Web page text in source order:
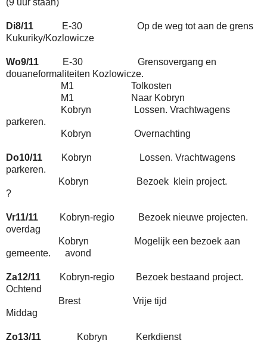
(9 uur staan)
Di8/11 E-30 Op de weg tot aan de grens
Kukuriky/Kozlowicze
Wo9/11
E-30 Grensovergang en
douaneformaliteiten Kozlowicze.
M1 Tolkosten
M1 Naar Kobryn
Kobryn Lossen. Vrachtwagens
parkeren.
Kobryn Overnachting
Do10/11
Kobryn Lossen. Vrachtwagens
parkeren.
Kobryn Bezoek klein project.
?
Vr11/11 Kobryn-regio Bezoek nieuwe projecten.
overdag
Kobryn Mogelijk een bezoek aan
gemeente. avond
Za12/11 Kobryn-regio Bezoek bestaand project.
Ochtend
Brest Vrije tijd
Middag
Zo13/11 Kobryn Kerkdienst